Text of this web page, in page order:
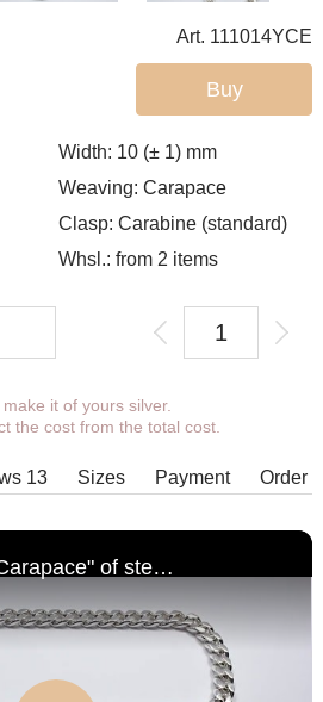
Art. 111014YCE
Buy
Width: 10 (± 1) mm
Weaving:Carapace
Clasp:Carabine (standard)
Whsl.: from 2 items
You can choose coverage, weight,
length, width, clasp.
width, length and weight cannot be
it of yours silver.
the cost from the total cost.
13 Order
Payment
Sizes
Thick chain "Carapace" of sterling silver for men